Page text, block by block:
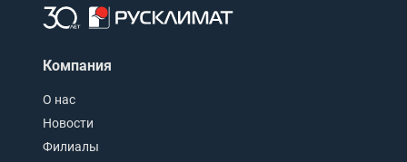
Компания
О нас
Новости
Филиалы